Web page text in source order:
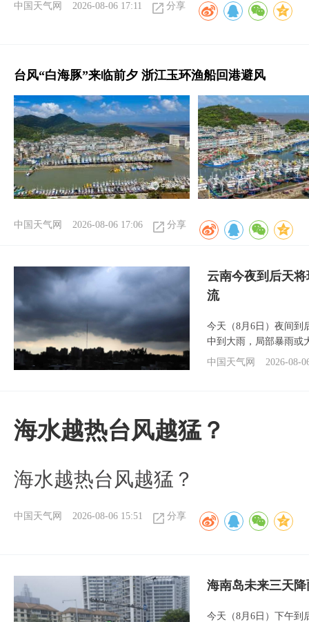
中国天气网 2026-08-06 17:11 分享
台风“白海豚”来临前夕 浙江玉环渔船回港避风
中国天气网 2026-08-06 17:06 分享
云南今夜到后天
流
今天（8月6日）夜间到
中到大雨，局部暴雨或
中国天气网
2026-08-
海水越热台风越猛？
海水越热台风越猛？
中国天气网 2026-08-06 15:51 分享
海南岛未来三天
今天（8月6日）下午到